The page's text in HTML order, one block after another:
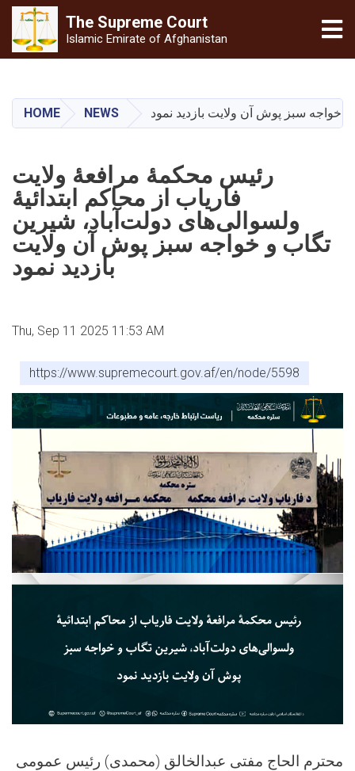
main
content
The Supreme Court
Islamic Emirate of Afghanistan
HOME NEWS خواجه سبز پوش آن ولايت بازدید نمود
رئیس محکمۀ مرافعۀ ولایت
فاریاب از محاکم ابتدائیۀ
ولسوالی‌های دولت‌آباد، شیرین
تگاب و خواجه سبز پوش آن ولايت
بازدید نمود
Thu, Sep 11 2025 11:53 AM
https://www.supremecourt.gov.af/en/node/5598
محترم الحاج مفتی عبدالخالق (محمدی) رئيس عمومی